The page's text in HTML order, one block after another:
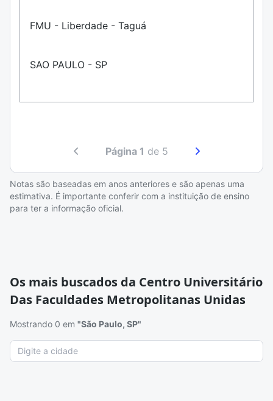
FMU - Liberdade - Taguá
SAO PAULO - SP
Página 1 de 5
Notas são baseadas em anos anteriores e são apenas uma
estimativa. É importante conferir com a instituição de ensino
para ter a informação oficial.
Os mais buscados da Centro Universitário
Das Faculdades Metropolitanas Unidas
Mostrando 0 em "São Paulo, SP"